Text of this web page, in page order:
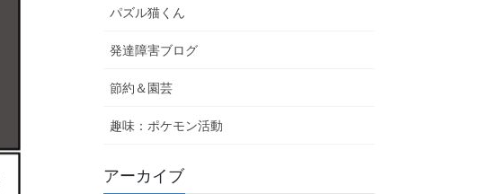
パズル猫くん
発達障害ブログ
節約＆園芸
趣味：ポケモン活動
アーカイブ